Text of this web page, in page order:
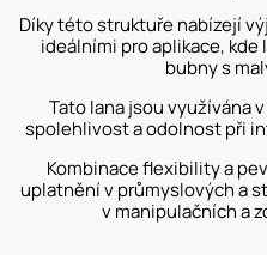
Díky této struktuře nabízejí
ideálními pro aplikace, kde
bubny s
Tato lana jsou využívána
spolehlivost a odolnost při
Kombinace flexibility a
uplatnění v průmyslových a
v manipulačních a